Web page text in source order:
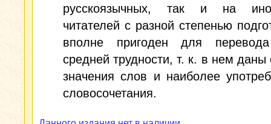
русскоязычных, так и на
читателей с разной степенью
вполне пригоден для перевода
средней трудности, т. к. в нем даны
значения слов и наиболее
словосочетания.